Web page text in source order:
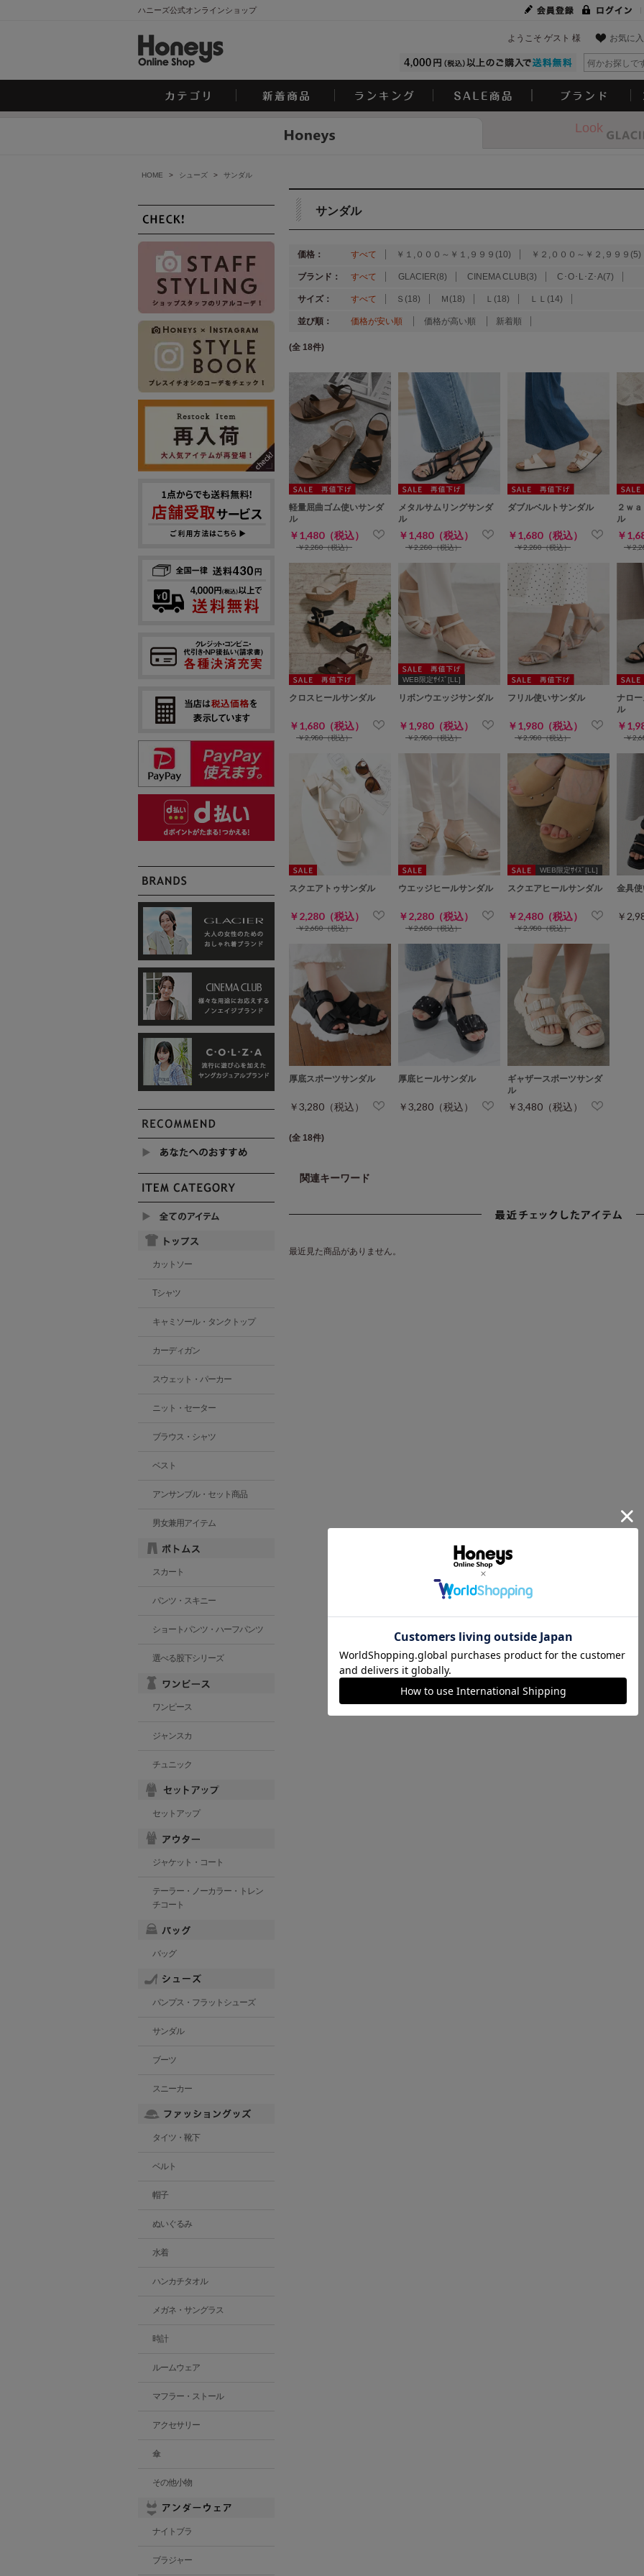
ハニーズ公式オンラインショップ
お気に入
ようこそ ゲスト 様
Look
HOME > シューズ > サンダル
サンダル
価格： すべて ￥１,０００～￥１,９９９(10) ￥２,０００～￥２,９９９(5)
ブランド： すべて GLACIER(8) CINEMA CLUB(3) C･O･L･Z･A(7)
サイズ： すべて Ｓ(18) Ｍ(18) Ｌ(18) ＬＬ(14)
並び順： 価格が安い順 価格が高い順 新着順
(全 18件)
軽量屈曲ゴム使いサンダ
ル
￥1,480（税込）
￥2,280（税込）
メタルサムリングサンダ
ル
￥1,480（税込）
￥2,280（税込）
ダブルベルトサンダル
￥1,680（税込）
￥2,280（税込）
２ｗ
ル
￥
￥
クロスヒールサンダル
￥1,680（税込）
￥2,980（税込）
WEB限定ｻｲｽﾞ[LL]
リボンウエッジサンダル
￥1,980（税込）
￥2,980（税込）
フリル使いサンダル
￥1,980（税込）
￥2,980（税込）
ナロ
ル
￥
￥
スクエアトゥサンダル
￥2,280（税込）
￥2,680（税込）
ウエッジヒールサンダル
￥2,280（税込）
￥2,680（税込）
WEB限定ｻｲｽﾞ[LL]
スクエアヒールサンダル
￥2,480（税込）
￥2,980（税込）
金具
￥
厚底スポーツサンダル
￥3,280（税込）
厚底ヒールサンダル
￥3,280（税込）
ギャザースポーツサンダ
ル
￥3,480（税込）
(全 18件)
関連キーワード
最近見た商品がありません。
カットソー
Tシャツ
キャミソール・タンクトップ
カーディガン
スウェット・パーカー
ニット・セーター
ブラウス・シャツ
ベスト
アンサンブル・セット商品
男女兼用アイテム
スカート
パンツ・スキニー
ショートパンツ・ハーフパンツ
選べる股下シリーズ
ワンピース
ジャンスカ
チュニック
セットアップ
ジャケット・コート
テーラー・ノーカラー・トレン
チコート
バッグ
パンプス・フラットシューズ
サンダル
ブーツ
スニーカー
タイツ・靴下
ベルト
帽子
ぬいぐるみ
水着
ハンカチタオル
メガネ・サングラス
時計
ルームウェア
マフラー・ストール
アクセサリー
傘
その他小物
ナイトブラ
ブラジャー